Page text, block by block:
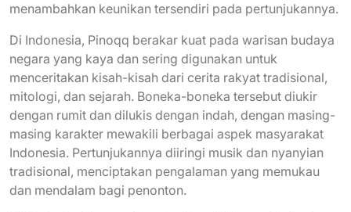
menambahkan keunikan tersendiri pada pertunjukannya.
Di Indonesia, Pinoqq berakar kuat pada warisan budaya
negara yang kaya dan sering digunakan untuk
menceritakan kisah-kisah dari cerita rakyat tradisional,
mitologi, dan sejarah. Boneka-boneka tersebut diukir
dengan rumit dan dilukis dengan indah, dengan masing-
masing karakter mewakili berbagai aspek masyarakat
Indonesia. Pertunjukannya diiringi musik dan nyanyian
tradisional, menciptakan pengalaman yang memukau
dan mendalam bagi penonton.